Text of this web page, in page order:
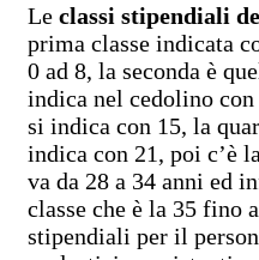
Le classi stipendiali
prima classe indicata
0 ad 8, la seconda è
indica nel cedolino con
si indica con 15, la
indica con 21, poi c’è
va da 28 a 34 anni ed
classe che è la 35 fino
stipendiali per il